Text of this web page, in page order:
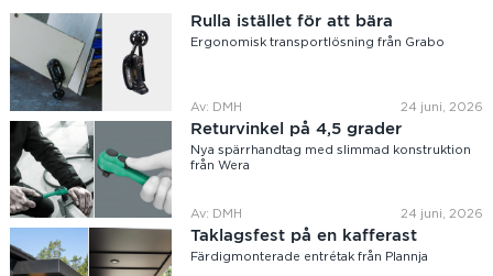
Rulla istället för att bära
Ergonomisk transportlösning från Grabo
Av: DMH 24 juni, 2026
Returvinkel på 4,5 grader
Nya spärrhandtag med slimmad konstruktion
från Wera
Av: DMH 24 juni, 2026
Taklagsfest på en kafferast
Färdigmonterade entrétak från Plannja